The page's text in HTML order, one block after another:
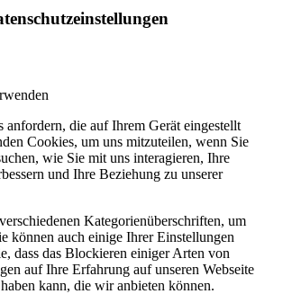
anfordern, die auf Ihrem Gerät eingestellt
Cookies, um uns mitzuteilen, wenn Sie
wie Sie mit uns interagieren, Ihre
und Ihre Beziehung zu unserer
Kategorienüberschriften, um
können auch einige Ihrer Einstellungen
dass das Blockieren einiger Arten von
auf Ihre Erfahrung auf unseren Webseite
kann, die wir anbieten können.